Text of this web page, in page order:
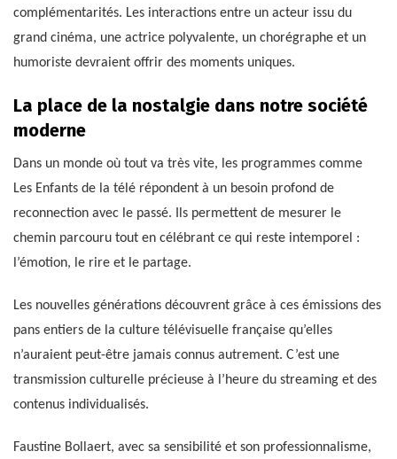
complémentarités. Les interactions entre un acteur issu du
grand cinéma, une actrice polyvalente, un chorégraphe et un
humoriste devraient offrir des moments uniques.
La place de la nostalgie dans notre société
moderne
Dans un monde où tout va très vite, les programmes comme
Les Enfants de la télé répondent à un besoin profond de
reconnection avec le passé. Ils permettent de mesurer le
chemin parcouru tout en célébrant ce qui reste intemporel :
l’émotion, le rire et le partage.
Les nouvelles générations découvrent grâce à ces émissions des
pans entiers de la culture télévisuelle française qu’elles
n’auraient peut-être jamais connus autrement. C’est une
transmission culturelle précieuse à l’heure du streaming et des
contenus individualisés.
Faustine Bollaert, avec sa sensibilité et son professionnalisme,